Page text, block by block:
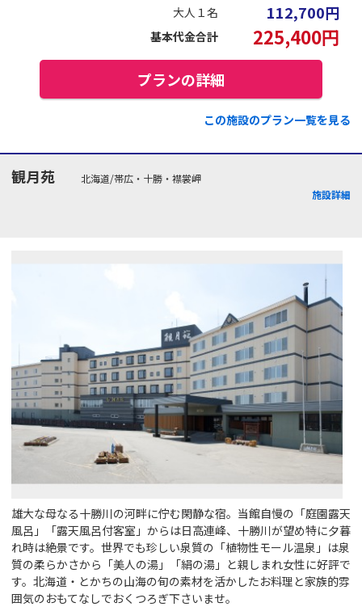
大人１名 112,700円
基本代金合計 225,400円
プランの詳細
この施設のプラン一覧を見る
観月苑
北海道/帯広・十勝・襟裳岬
施設詳細
雄大な母なる十勝川の河畔に佇む閑静な宿。当館自慢の「庭園露天
風呂」「露天風呂付客室」からは日高連峰、十勝川が望め特に夕暮
れ時は絶景です。世界でも珍しい泉質の「植物性モール温泉」は泉
質の柔らかさから「美人の湯」「絹の湯」と親しまれ女性に好評で
す。北海道・とかちの山海の旬の素材を活かしたお料理と家族的雰
囲気のおもてなしでおくつろぎ下さいませ。